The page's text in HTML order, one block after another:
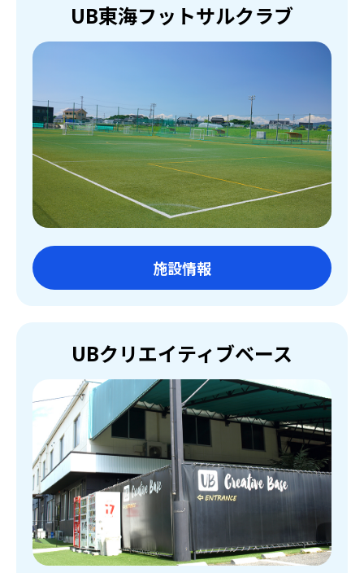
UB東海フットサルクラブ
施設情報
UBクリエイティブベース